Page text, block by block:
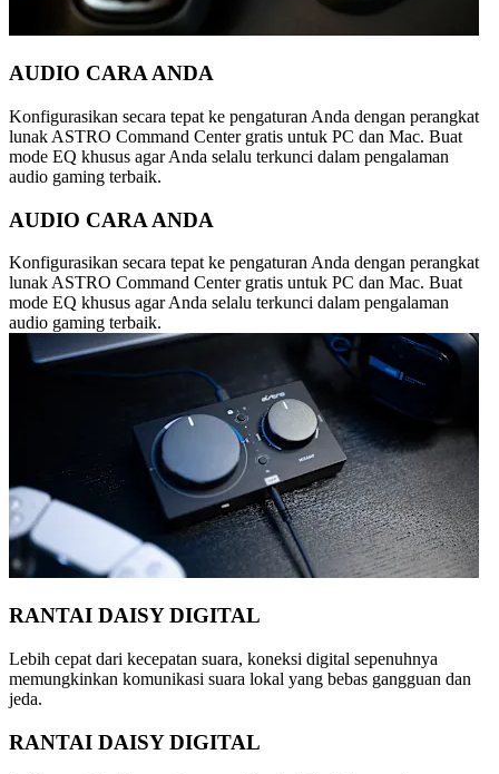
AUDIO CARA ANDA
Konfigurasikan secara tepat ke pengaturan Anda dengan perangkat
lunak ASTRO Command Center gratis untuk PC dan Mac. Buat
mode EQ khusus agar Anda selalu terkunci dalam pengalaman
audio gaming terbaik.
AUDIO CARA ANDA
Konfigurasikan secara tepat ke pengaturan Anda dengan perangkat
lunak ASTRO Command Center gratis untuk PC dan Mac. Buat
mode EQ khusus agar Anda selalu terkunci dalam pengalaman
audio gaming terbaik.
RANTAI DAISY DIGITAL
Lebih cepat dari kecepatan suara, koneksi digital sepenuhnya
memungkinkan komunikasi suara lokal yang bebas gangguan dan
jeda.
RANTAI DAISY DIGITAL